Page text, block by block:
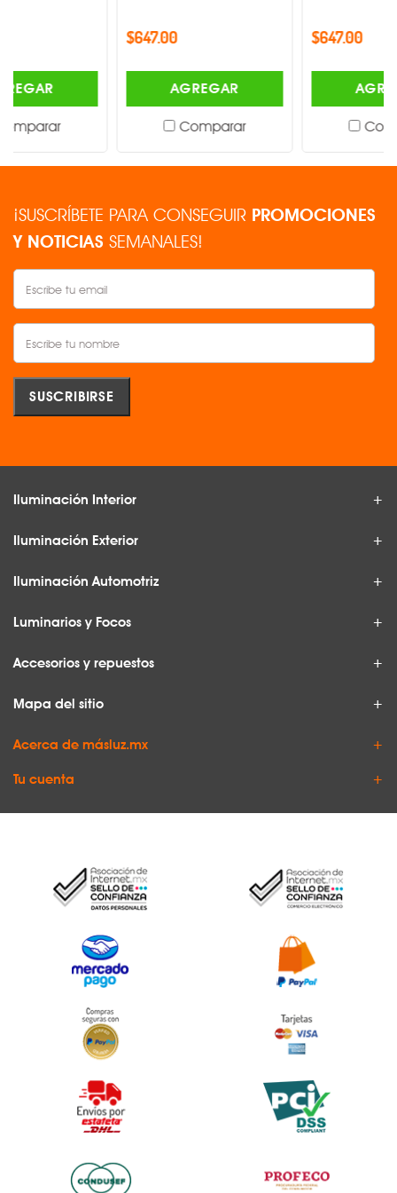
AGREGAR
Comparar
AGREGAR
Comparar
¡SUSCRÍBETE PARA CONSEGUIR PROMOCIONES
Y NOTICIAS SEMANALES!
Iluminación Interior
Iluminación Exterior
Iluminación Automotriz
Luminarios y Focos
Accesorios y repuestos
Mapa del sitio
Acerca de másluz.mx
Tu cuenta